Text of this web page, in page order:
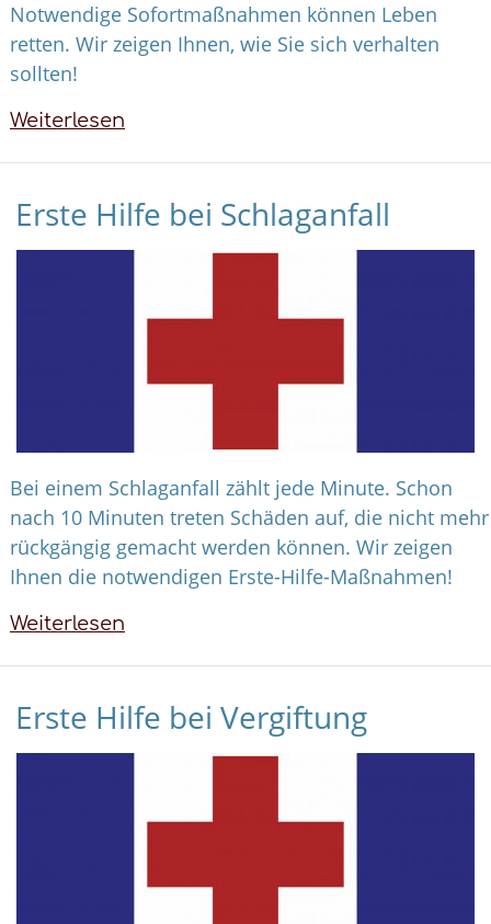
Notwendige Sofortmaßnahmen können Leben
retten. Wir zeigen Ihnen, wie Sie sich verhalten
sollten!
Weiterlesen
bei
Erste Hilfe bei Schlaganfall
Bei einem Schlaganfall zählt jede Minute. Schon
nach 10 Minuten treten Schäden auf, die nicht mehr
rückgängig gemacht werden können. Wir zeigen
Ihnen die notwendigen Erste-Hilfe-Maßnahmen!
Weiterlesen
bei
Erste Hilfe bei Vergiftung